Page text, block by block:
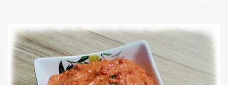
точно това, от което имате нужда. Това е една от най-
обичаните класически български рецепти – лесна за
приготвяне, икономична и засищаща. В тази публикация ще
споделя моя личен метод за приготвяне на перфектната
супа топчета у дома, включително съвети, трикове и